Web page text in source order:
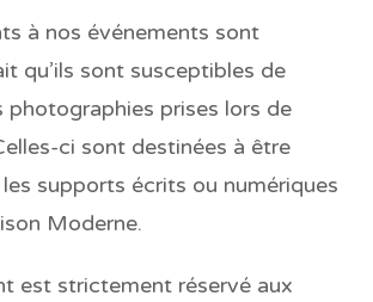
à nos événements sont
qu’ils sont susceptibles de
photographies prises lors de
ci sont destinées à être
supports écrits ou numériques
Moderne.
est strictement réservé aux